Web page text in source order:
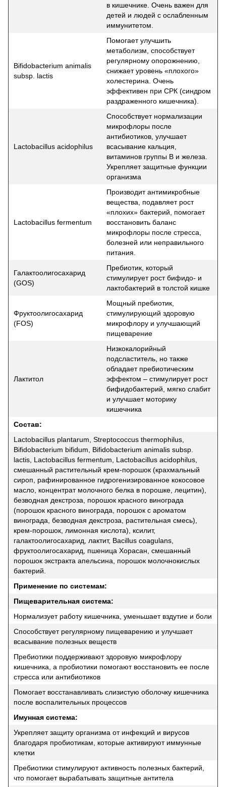
в кишечнике. Очень важен для
детей и людей с ослабленным
иммунитетом.
Bifidobacterium animalis
subsp. lactis
Помогает улучшить
метаболизм, способствует
регулярному опорожнению,
снижает уровень «плохого»
холестерина. Очень
эффективен при СРК (синдром
раздраженного кишечника).
Lactobacillus acidophilus
Способствует нормализации
микрофлоры после
антибиотиков, улучшает
всасывание кальция,
витаминов группы B и железа.
Укрепляет защитные функции
организма
Lactobacillus fermentum
Производит антимикробные
вещества, подавляет рост
«плохих» бактерий, помогает
восстановить баланс
микрофлоры после стресса,
болезней или неправильного
питания.
Галактоолигосахарид
(GOS)
Пребиотик, который
стимулирует рост бифидо- и
лактобактерий в толстой кишке
Фруктоолигосахарид
(FOS)
Мощный пребиотик,
стимулирующий здоровую
микрофлору и улучшающий
пищеварение
Лактитол
Низкокалорийный
подсластитель, но также
обладает пребиотическим
эффектом – стимулирует рост
бифидобактерий, мягко слабит
и улучшает моторику
кишечника
Состав:
Lactobacillus plantarum, Streptococcus thermophilus,
Bifidobacterium bifidum, Bifidobacterium animalis subsp.
lactis, Lactobacillus fermentum, Lactobacillus acidophilus,
смешанный растительный крем-порошок (крахмальный
сироп, рафинированное гидрогенизированное кокосовое
масло, концентрат молочного белка в порошке, лецитин),
безводная декстроза, порошок красного винограда
(порошок красного винограда, порошок с ароматом
винограда, безводная декстроза, растительная смесь),
крем-порошок, лимонная кислота), ксилит,
галактоолигосахарид, лактит, Bacillus coagulans,
фруктоолигосахарид, пшеница Хорасан, смешанный
порошок экстракта апельсина, порошок молочнокислых
бактерий.
Применение по системам:
Пищеварительная система:
Нормализует работу кишечника, уменьшает вздутие и боли
Способствует регулярному пищеварению и улучшает
всасывание полезных веществ
Пребиотики поддерживают здоровую микрофлору
кишечника, а пробиотики помогают восстановить ее после
стресса или антибиотиков
Помогает восстанавливать слизистую оболочку кишечника
после воспалительных процессов
Имунная система:
Укрепляет защиту организма от инфекций и вирусов
благодаря пробиотикам, которые активируют иммунные
клетки
Пребиотики стимулируют активность полезных бактерий,
что помогает вырабатывать защитные антитела